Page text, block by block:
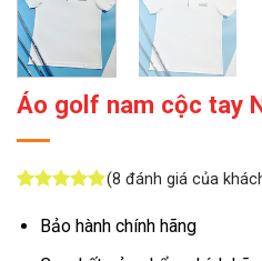
Áo golf nam cộc tay
dựa trên
(8 đánh giá của
Bảo hành chính hãng